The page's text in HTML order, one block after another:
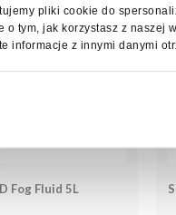
pliki cookie do
o tym, jak korzystasz z naszej
informacje z innymi danymi
Fog Fluid 5L